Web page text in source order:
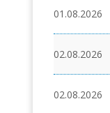
01.08.2026
02.08.2026
02.08.2026